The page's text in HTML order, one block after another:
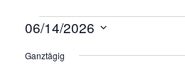
Veranstaltungen
für
06/14/2026
wählen.
Ganztägig